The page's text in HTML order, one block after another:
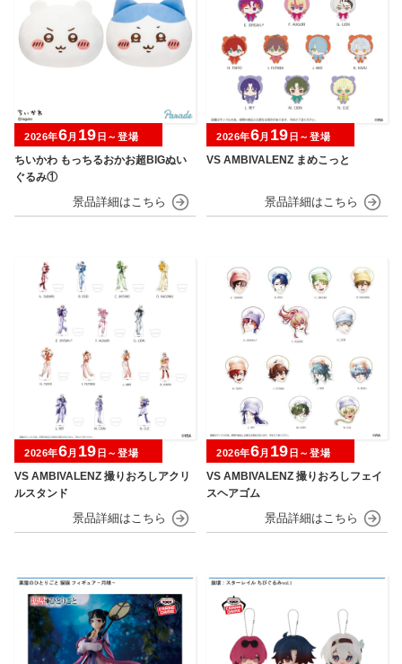
ちいかわ もっちるおかお超BIGぬい
ぐるみ①
2026年6月 19 日～登場
VS AMBIVALENZ まめこっと
2026年6月 19 日～登場
VS AMBIVALENZ 撮りおろしアクリ
ルスタンド
2026年6月 19 日～登場
VS AMBIVALENZ 撮りおろしフェイ
スヘアゴム
2026年6月 19 日～登場